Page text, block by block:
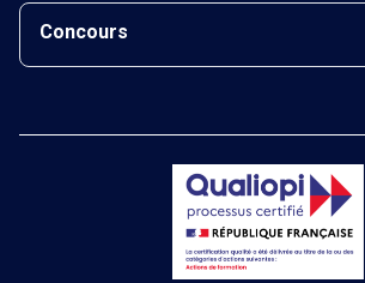
Concours